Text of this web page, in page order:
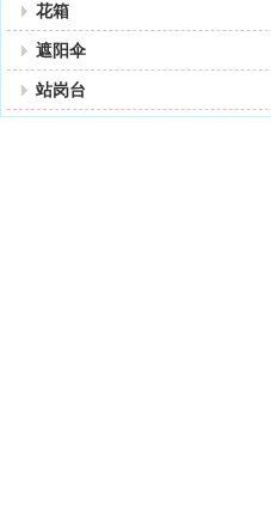
花箱
遮阳伞
站岗台